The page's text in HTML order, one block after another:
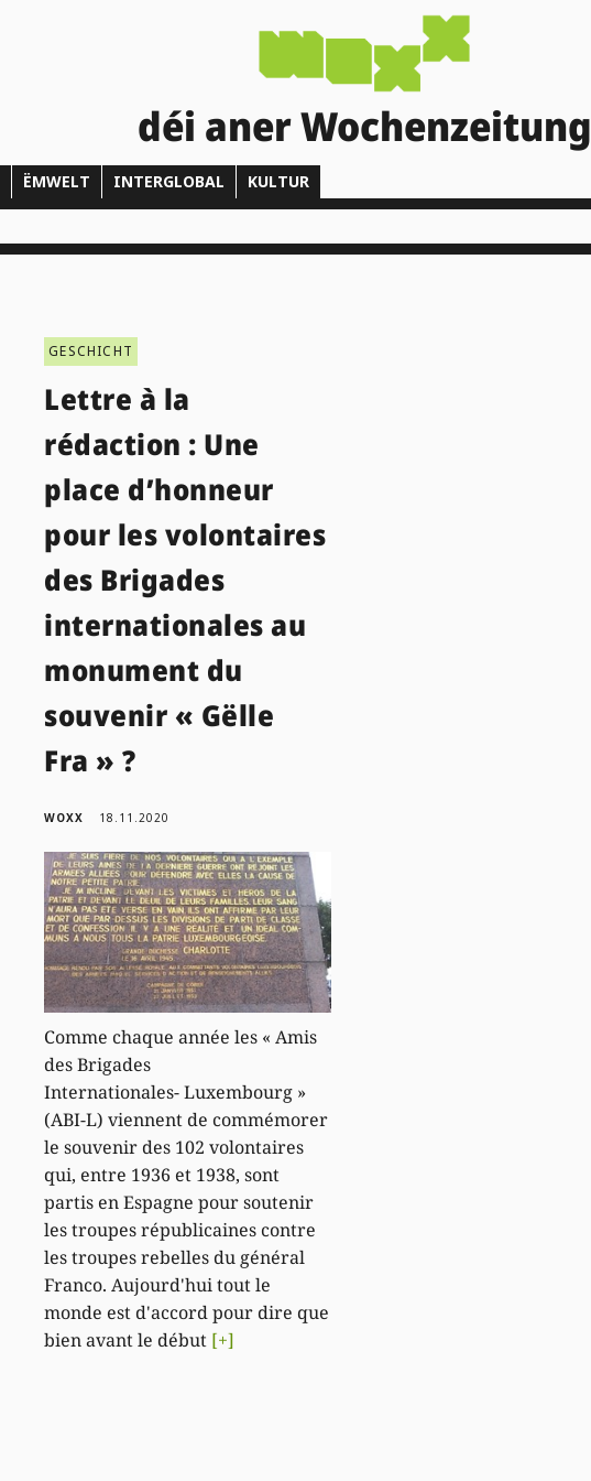
déi aner Wochenzeitung
ËMWELT INTERGLOBAL KULTUR
GESCHICHT
Lettre à la
rédaction : Une
place d’honneur
pour les volontaires
des Brigades
internationales au
monument du
souvenir « Gëlle
Fra » ?
WOXX 18.11.2020
Comme chaque année les « Amis
des Brigades
Internationales- Luxembourg »
(ABI-L) viennent de commémorer
le souvenir des 102 volontaires
qui, entre 1936 et 1938, sont
partis en Espagne pour soutenir
les troupes républicaines contre
les troupes rebelles du général
Franco. Aujourd'hui tout le
monde est d'accord pour dire que
bien avant le début [+]